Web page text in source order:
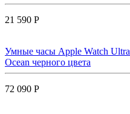
21 590 Р
Умные часы Apple Watch
Ocean черного цвета
72 090 Р